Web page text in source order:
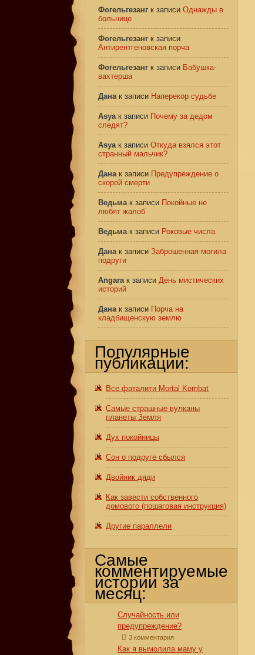
Фогельгезанг к записи Однажды в
больнице
Фогельгезанг к записи
Антирентгеновская порча
Фогельгезанг к записи Бабушка-
вахтерша
Данак записи Наперекор судьбе
Asyaк записи Почему за дедом
следят?
Asyaк записи Откуда взялся этот
странный мальчик?
Данак записи Предупреждение о
скорой смерти
Ведьмак записи Покойные не
любят жалоб
Ведьмак записи Роковые числа
Данак записи Заброшенная могила
подруги
Angaraк записи День мистических
историй
Данак записи Порча на
кладбищенскую землю
Популярные
публикации:
Все фаталити Mortal Kombat
Самые страшные вулканы
планеты Земля
Дух покойницы
Сон о подруге сбылся
Двойник дяди
Как завести собственного
домового (пошаговая инструкция)
Другие параллели
Самые
комментируемые
истории за
месяц:
Случайность или
предупреждение?
3 комментария
Как я вымолила маму у